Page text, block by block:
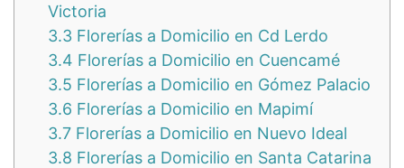
Victoria
3.3 Florerías a Domicilio en Cd Lerdo
3.4 Florerías a Domicilio en Cuencamé
3.5 Florerías a Domicilio en Gómez Palacio
3.6 Florerías a Domicilio en Mapimí
3.7 Florerías a Domicilio en Nuevo Ideal
3.8 Florerías a Domicilio en Santa Catarina